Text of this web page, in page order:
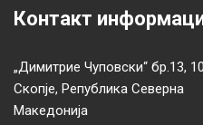
Контакт
„Димитрие Чуповски“ бр.13,
Скопје, Република Северна
Македонија